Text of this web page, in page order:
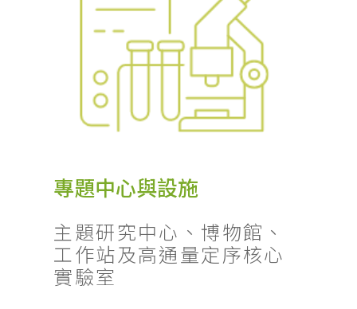
專題中心與設施
主題研究中心、博物館、
工作站及高通量定序核心
實驗室